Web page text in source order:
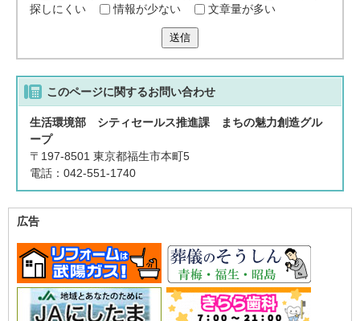
探しにくい
情報が少ない 文章量が多い
送信
このページに関するお問い合わせ
生活環境部 シティセールス推進課 まちの魅力創造グル
ープ
〒197-8501 東京都福生市本町5
電話：042-551-1740
広告